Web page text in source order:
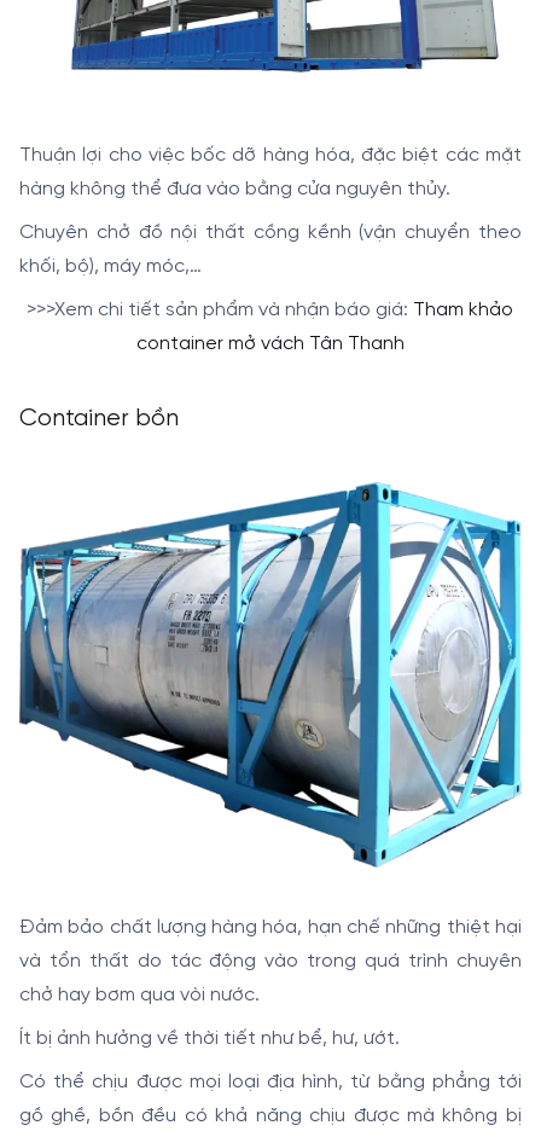
Thuận lợi cho việc bốc dỡ hàng hóa, đặc biệt các mặt
hàng không thể đưa vào bằng cửa nguyên thủy.
Chuyên chở đồ nội thất cồng kềnh (vận chuyển theo
khối, bộ), máy móc,…
>>>Xem chi tiết sản phẩm và nhận báo giá: Tham khảo
container mở vách Tân Thanh
Container bồn
Đảm bảo chất lượng hàng hóa, hạn chế những thiệt hại
và tổn thất do tác động vào trong quá trình chuyên
chở hay bơm qua vòi nước.
Ít bị ảnh hưởng về thời tiết như bể, hư, ướt.
Có thể chịu được mọi loại địa hình, từ bằng phẳng tới
gồ ghề, bồn đều có khả năng chịu được mà không bị